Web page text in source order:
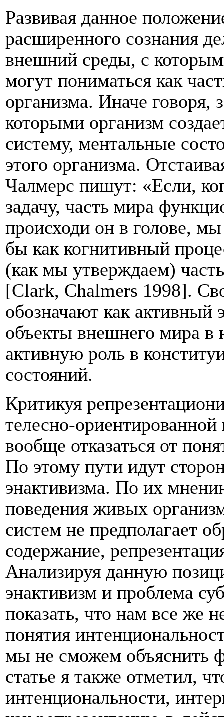
Развивая данное
расширенного сознания
внешний среды, с
могут пониматься как
организма. Иначе говоря,
которыми организм
систему, ментальные
этого организма.
Чалмерс пишут: «Если,
задачу, часть мира
происходи он в голове,
бы как когнитивный
(как мы утверждаем)
[Clark, Chalmers 1998].
обозначают как активный
объекты внешнего мира
активную роль в
состояний.
Критикуя
телесно-
вообще отказаться от
По этому пути идут
энактивизма. По их
поведения живых
систем не предполагает
содержание,
Анализируя данную
энактивизм и проблема
показать, что нам все же
понятия
мы не сможем объяснить
статье я также отметил,
интенциональности,